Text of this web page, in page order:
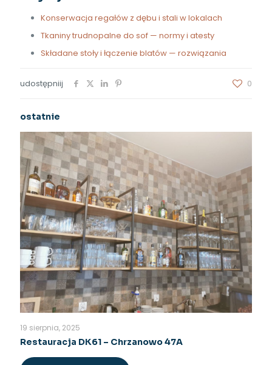
Konserwacja regałów z dębu i stali w lokalach
Tkaniny trudnopalne do sof — normy i atesty
Składane stoły i łączenie blatów — rozwiązania
udostępniij 0
ostatnie
19 sierpnia, 2025
Restauracja DK61 – Chrzanowo 47A